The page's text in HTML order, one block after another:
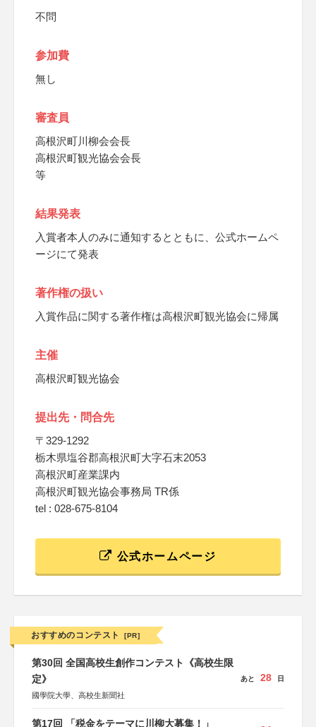
不問
参加費
無し
審査員
高根沢町川柳会会長
高根沢町観光協会会長
等
結果発表
入賞者本人のみに通知するとともに、公式ホームペ
ージにて発表
著作権の扱い
入賞作品に関する著作権は高根沢町観光協会に帰属
主催
高根沢町観光協会
提出先・問合先
〒329-1292
栃木県塩谷郡高根沢町大字石末2053
高根沢町産業課内
高根沢町観光協会事務局 TR係
tel : 028-675-8104
公式ホームページ
おすすめのコンテスト [PR]
第30回 全国高校生創作コンテスト《高校生限
定》
國學院大學、高校生新聞社
あと 28 日
第17回 「税金をテーマに川柳大募集！」